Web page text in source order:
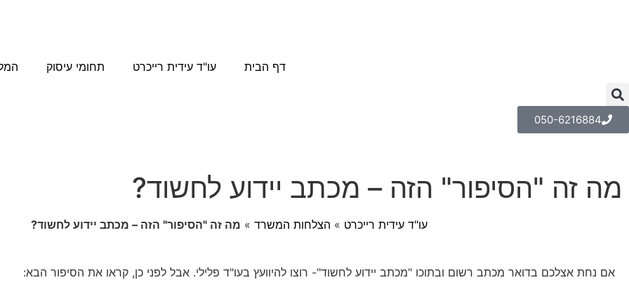
דף הבית עו"ד עידית רייכרט תחומי עיסוק
050-6216884
מה זה "הסיפור" הזה – מכתב יידוע לחשוד?
עו"ד עידית רייכרט » הצלחות המשרד » מה זה "הסיפור" הזה – מכתב יידוע לחשוד?
אם נחת אצלכם בדואר מכתב רשום ובתוכו "מכתב יידוע לחשוד"- רוצו להיוועץ בעו"ד פלילי. אבל לפני כן, קראו את הסיפור הבא: